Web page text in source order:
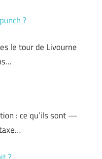
?
le tour de Livourne
: ce qu’ils sont —